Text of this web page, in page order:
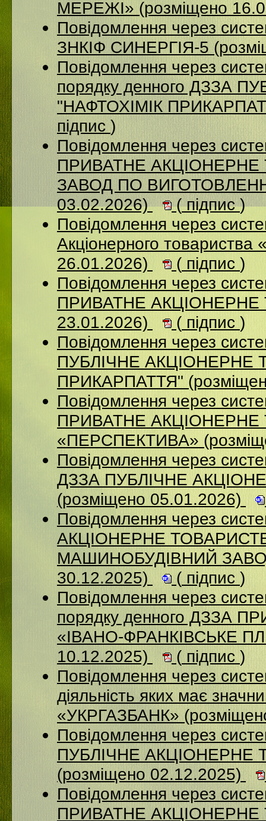
МЕРЕЖІ» (розміщено
Повідомлення через
ЗНКІФ СИНЕРГІЯ-5
Повідомлення через
порядку денного ДЗЗА
"НАФТОХІМІК
підпис )
Повідомлення через
ПРИВАТНЕ
ЗАВОД ПО
03.02.2026)
(підпис)
Повідомлення через
Акціонерного
26.01.2026)
( підпис )
Повідомлення через
ПРИВАТНЕ АКЦІОНЕРНЕ
23.01.2026)
( підпис )
Повідомлення через
ПУБЛІЧНЕ АКЦІОНЕРНЕ
ПРИКАРПАТТЯ"
Повідомлення через
ПРИВАТНЕ
«ПЕРСПЕКТИВА»
Повідомлення через
ДЗЗА ПУБЛІЧНЕ
(розміщено 05.01.2026)
Повідомлення через
АКЦІОНЕРНЕ
МАШИНОБУДІВНИЙ
30.12.2025)
( підпис )
Повідомлення через
порядку денного ДЗЗА
«ІВАНО-ФРАНКІВСЬКЕ
10.12.2025)
( підпис )
Повідомлення через
діяльність яких має
«УКРГАЗБАНК»
Повідомлення через
ПУБЛІЧНЕ
(розміщено 02.12.2025)
Повідомлення через
ПРИВАТНЕ АКЦІОНЕРНЕ